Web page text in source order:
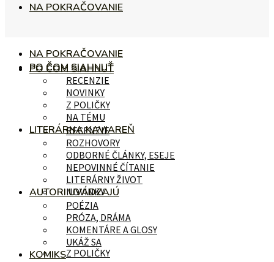
NA POKRAČOVANIE
PO ČOM SIAHNUŤ
RECENZIE
NOVINKY
Z POLIČKY
NA POKRAČOVANIE
PO ČOM SIAHNUŤ
RECENZIE
NOVINKY
Z POLIČKY
NA TÉMU
LITERÁRNA KAVIAREŇ
ROZHOVORY
ODBORNÉ ČLÁNKY, ESEJE
NEPOVINNÉ ČÍTANIE
LITERÁRNY ŽIVOT
AUTORI UVÁDZAJÚ
POÉZIA
PRÓZA, DRÁMA
KOMENTÁRE A GLOSY
UKÁŽ SA
KOMIKS